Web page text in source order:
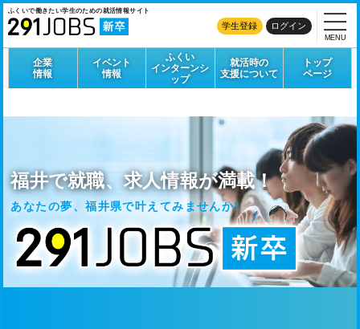
ふくいで働きたい学生のための就活情報サイト
学生登録 ログイン
企業
情報
イベント
情報
ふくい
インターンシ
ップ
就活時の
支援について
トップ
ページ
MENU
福井で就職、求人情報が満載！
あなたの夢、福井県で叶えてみませんか!